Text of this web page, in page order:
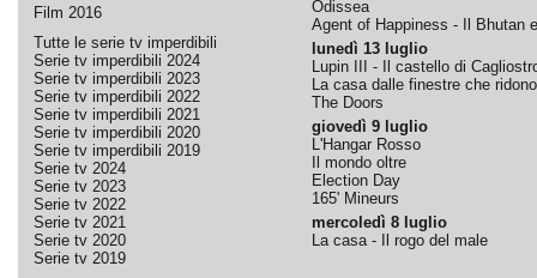
Film 2016
Tutte le serie tv imperdibili
Serie tv imperdibili 2024
Serie tv imperdibili 2023
Serie tv imperdibili 2022
Serie tv imperdibili 2021
Serie tv imperdibili 2020
Serie tv imperdibili 2019
Serie tv 2024
Serie tv 2023
Serie tv 2022
Serie tv 2021
Serie tv 2020
Serie tv 2019
Odissea
Agent of Happiness - Il Bhutan
lunedì 13 luglio
Lupin III - Il castello di
La casa dalle finestre che ridono
The Doors
giovedì 9 luglio
L'Hangar Rosso
Il mondo oltre
Election Day
165' Mineurs
mercoledì 8 luglio
La casa - Il rogo del male